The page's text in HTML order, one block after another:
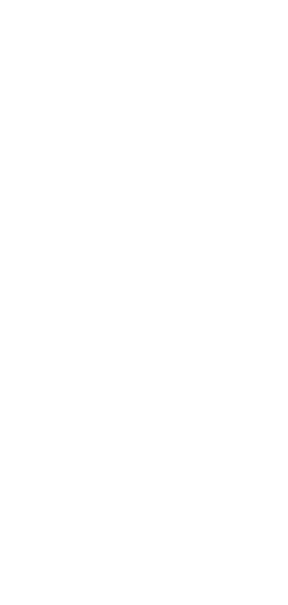
Eignung sowie das Sehvermögen
gleichwertige Vorbildung.
durchgeführten Ausbildung
40,90.
(zu zahlen auf dem Rathaus am
Bedingungen eine allgemeine Fahrlehrerlaubnis
beglaubigte Kopie des Fahrlehrerscheins)
die anerkannten